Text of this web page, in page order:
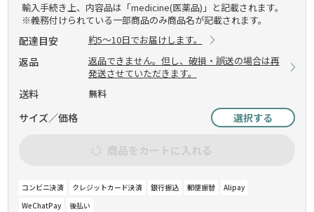
輸入手続き上、内容品は「medicine(医薬品)」と記載されます。
※義務付けられている一部商品のみ商品名が記載されます。
配達目安 約5～10日でお届けします。
返品
返品できません。但し、破損・誤送の場合は再
発送させていただきます。
送料 無料
サイズ／価格 選択する
商品をカートに入れる
コンビニ決済 クレジットカード決済 銀行振込 郵便振替
Alipay
WeChatPay
後払い